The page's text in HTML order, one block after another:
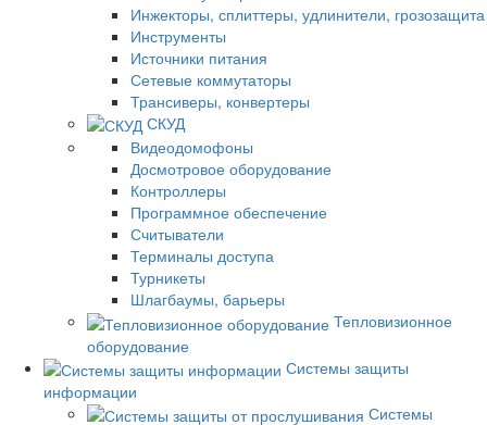
Инжекторы, сплиттеры, удлинители, грозозащита
Инструменты
Источники питания
Сетевые коммутаторы
Трансиверы, конвертеры
СКУД
Видеодомофоны
Досмотровое оборудование
Контроллеры
Программное обеспечение
Считыватели
Терминалы доступа
Турникеты
Шлагбаумы, барьеры
Тепловизионное
оборудование
Системы защиты
информации
Системы